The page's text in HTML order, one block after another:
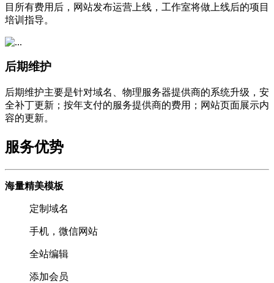
目所有费用后，网站发布运营上线，工作室将做上线后的项目
培训指导。
后期维护
后期维护主要是针对域名、物理服务器提供商的系统升级，安
全补丁更新；按年支付的服务提供商的费用；网站页面展示内
容的更新。
服务优势
海量精美模板
定制域名
手机，微信网站
全站编辑
添加会员